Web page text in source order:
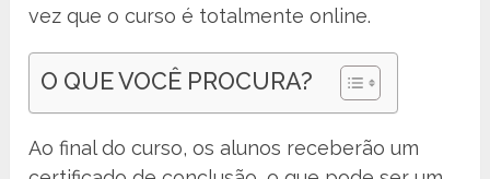
vez que o curso é totalmente online.
O QUE VOCÊ PROCURA?
Ao final do curso, os alunos receberão um